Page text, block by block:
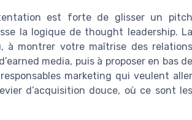
est forte de glisser un pitch
la logique de thought leadership. La
à montrer votre maîtrise des relations
media, puis à proposer en bas de
marketing qui veulent aller
d’acquisition douce, où ce sont les